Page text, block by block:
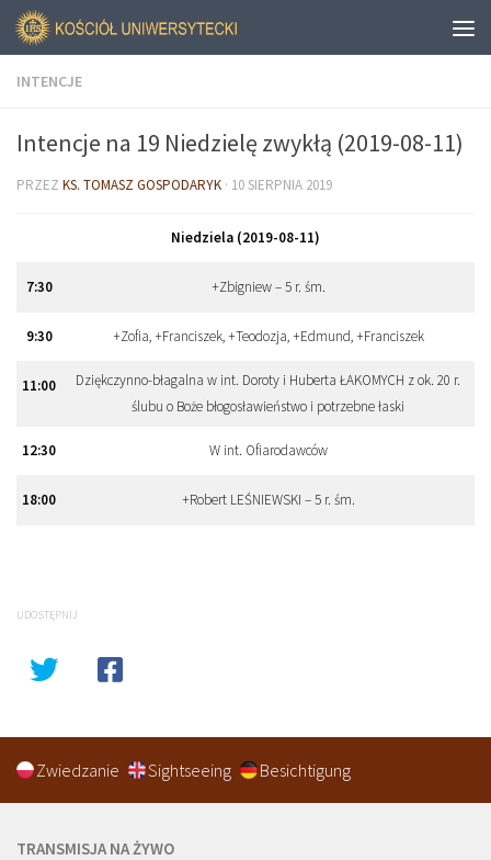
INTENCJE
Intencje na 19 Niedzielę zwykłą (2019-08-11)
PRZEZ KS. TOMASZ GOSPODARYK · 10 SIERPNIA 2019
Niedziela (2019-08-11)
7:30 +Zbigniew – 5 r. śm.
9:30 +Zofia, +Franciszek, +Teodozja, +Edmund, +Franciszek
11:00
Dziękczynno-błagalna w int. Doroty i Huberta ŁAKOMYCH z ok. 20 r.
ślubu o Boże błogosławieństwo i potrzebne łaski
12:30 W int. Ofiarodawców
18:00 +Robert LEŚNIEWSKI – 5 r. śm.
UDOSTĘPNIJ
Zwiedzanie Sightseeing Besichtigung
TRANSMISJA NA ŻYWO